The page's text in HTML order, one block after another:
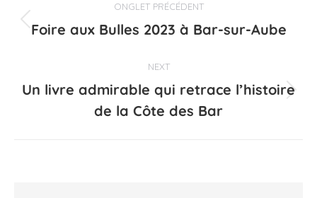
de
commentaire
ONGLET PRÉCÉDENT
Onglet
Foire aux Bulles 2023 à Bar-sur-Aube
NEXT
Projets
similaires
Un livre admirable qui retrace l’histoire
de la Côte des Bar